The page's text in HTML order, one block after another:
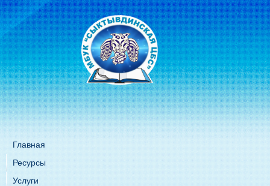
Главная
Ресурсы
Услуги